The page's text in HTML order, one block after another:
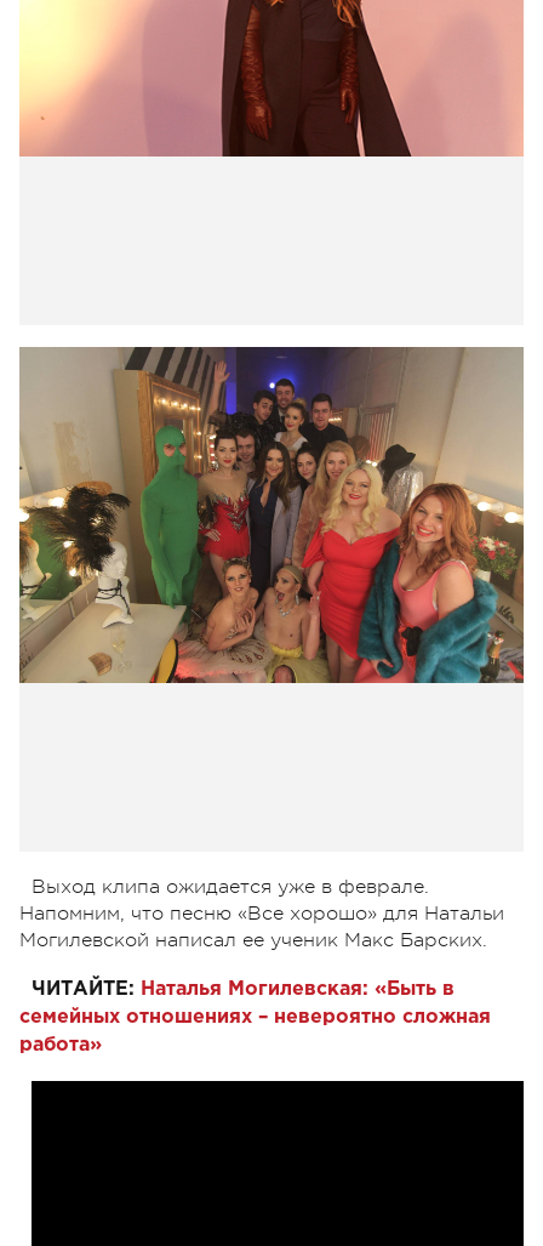
Выход клипа ожидается уже в феврале.
Напомним, что песню «Все хорошо» для Натальи
Могилевской написал ее ученик Макс Барских.
ЧИТАЙТЕ: Наталья Могилевская: «Быть в
семейных отношениях – невероятно сложная
работа»